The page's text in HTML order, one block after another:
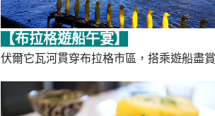
【布拉格遊船午宴】
伏爾它瓦河貫穿布拉格市區，搭乘遊船盡